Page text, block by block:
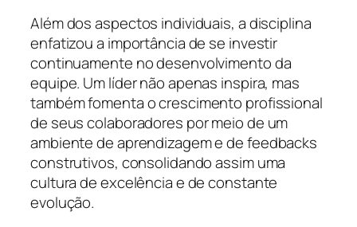
Além dos aspectos individuais, a disciplina
enfatizou a importância de se investir
continuamente no desenvolvimento da
equipe. Um líder não apenas inspira, mas
também fomenta o crescimento profissional
de seus colaboradores por meio de um
ambiente de aprendizagem e de feedbacks
construtivos, consolidando assim uma
cultura de excelência e de constante
evolução.